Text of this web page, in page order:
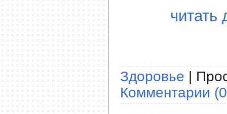
читать
Здоровье |
Комментарии